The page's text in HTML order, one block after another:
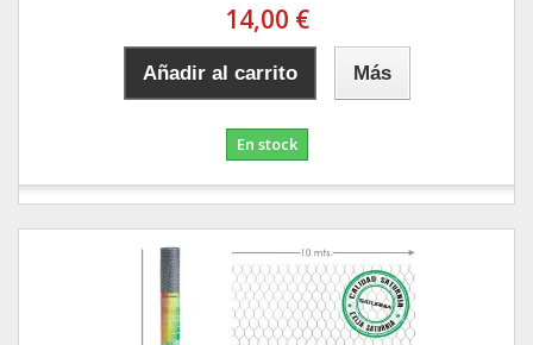
14,00 €
Añadir al carrito Más
En stock